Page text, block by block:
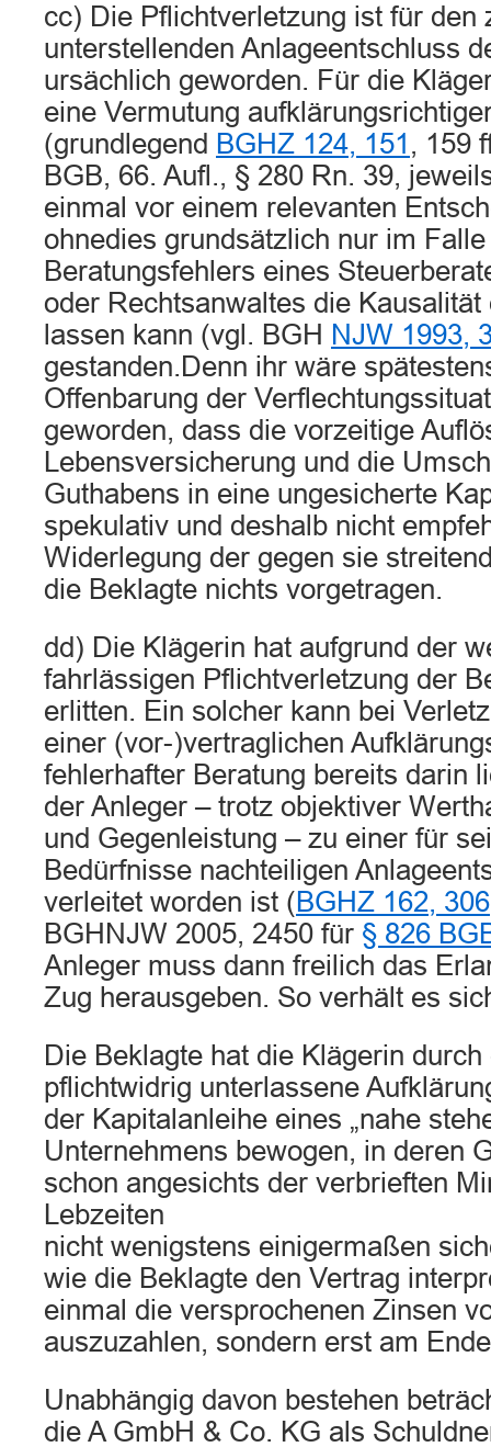
cc) Die Pflichtverletzung ist für den
unterstellenden Anlageentschluss
ursächlich geworden. Für die
eine Vermutung
(grundlegend BGHZ 124, 151 , 159
BGB, 66. Aufl., § 280 Rn. 39,
einmal vor einem relevanten
ohnedies grundsätzlich nur im
Beratungsfehlers eines
oder Rechtsanwaltes die Kausalität
lassen kann (vgl. BGH NJW 1993,
gestanden.Denn ihr wäre
Offenbarung der
geworden, dass die vorzeitige
Lebensversicherung und die
Guthabens in eine ungesicherte
spekulativ und deshalb nicht
Widerlegung der gegen sie
die Beklagte nichts vorgetragen.
dd) Die Klägerin hat aufgrund der
fahrlässigen Pflichtverletzung der
erlitten. Ein solcher kann bei
einer (vor-)vertraglichen
fehlerhafter Beratung bereits darin
der Anleger – trotz objektiver
und Gegenleistung – zu einer für
Bedürfnisse nachteiligen
verleitet worden ist (BGHZ 162, 306
BGHNJW 2005, 2450 für § 826
Anleger muss dann freilich das
Zug herausgeben. So verhält es
Die Beklagte hat die Klägerin durch
pflichtwidrig unterlassene
der Kapitalanleihe eines „nahe
Unternehmens bewogen, in deren
schon angesichts der verbrieften
Lebzeiten
nicht wenigstens einigermaßen
wie die Beklagte den Vertrag
einmal die versprochenen Zinsen
auszuzahlen, sondern erst am
Unabhängig davon bestehen
die A GmbH & Co. KG als